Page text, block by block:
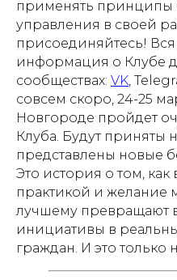
применять принципы
управления в своей
присоединяйтесь! Вся
информация о Клубе
сообществах: VK,
совсем скоро, 24-25
Новгороде пройдет
Клуба. Будут приняты
представлены новые
Это история о том,
практикой и желание
лучшему превращают
инициативы в
граждан. И это только